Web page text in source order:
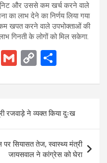
और उससे कम खर्च करने वाले
का लाभ देने का निर्णय लिया गया
खपत करने वाले उपभोक्ताओं की
गिनती के लोगों को मिल सकेगा.
T
gr
G
ail
C
py
n
k
ar
रजवाड़े ने व्यक्त किया दुःख
पर सियासत तेज, स्वास्थ्य मंत्री
जायसवाल ने कांग्रेस को घेरा